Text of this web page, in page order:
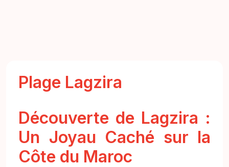
Plage Lagzira
Découverte de Lagzira :
Un Joyau Caché sur la
Côte du Maroc